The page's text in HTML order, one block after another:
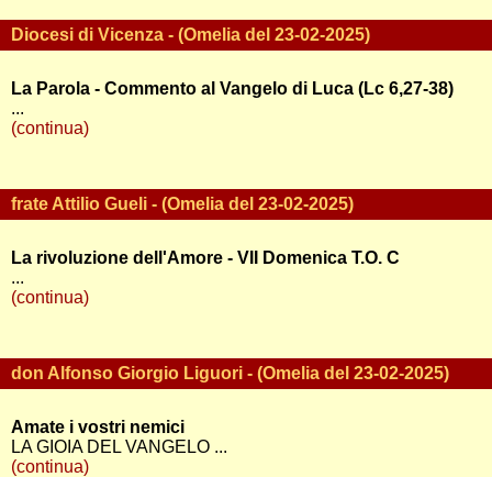
Diocesi di Vicenza - (Omelia del 23-02-2025)
La Parola - Commento al Vangelo di Luca (Lc 6,27-38)
...
(continua)
frate Attilio Gueli - (Omelia del 23-02-2025)
La rivoluzione dell'Amore - VII Domenica T.O. C
...
(continua)
don Alfonso Giorgio Liguori - (Omelia del 23-02-2025)
Amate i vostri nemici
LA GIOIA DEL VANGELO ...
(continua)